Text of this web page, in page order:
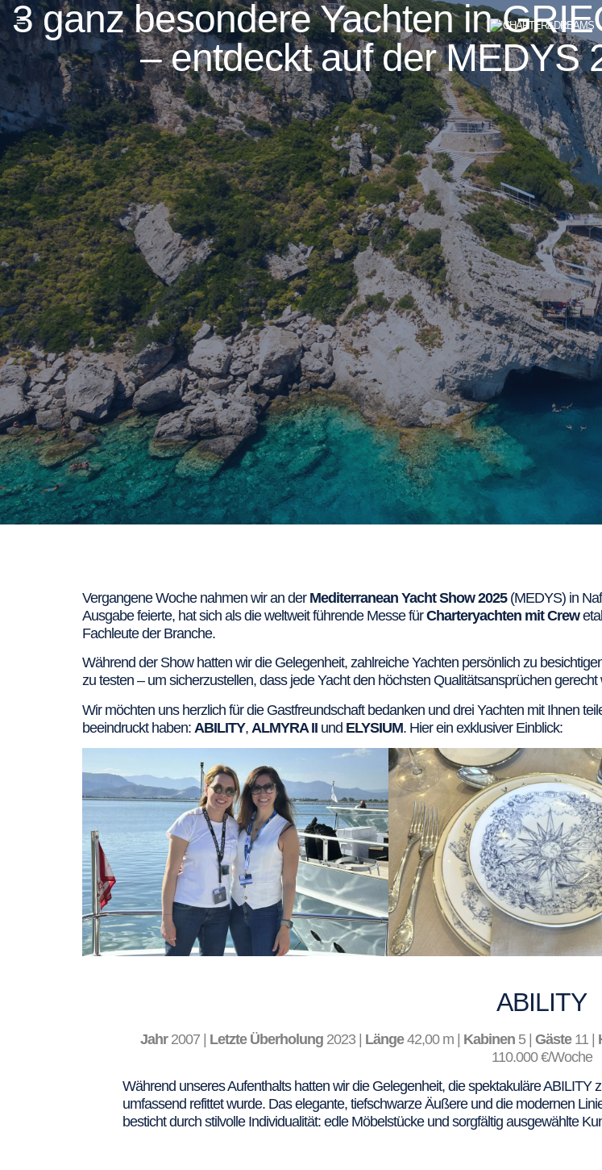
3 ganz besondere Yachten in
– entdeckt auf der MEDYS
Vergangene Woche nahmen wir an der Mediterranean Yacht Show 2025(MEDYS) in
Ausgabe feierte, hat sich als die weltweit führende Messe fürCharteryachten mit Crew
Fachleute der Branche.
Während der Show hatten wir die Gelegenheit, zahlreiche Yachten persönlich zu
zu testen – um sicherzustellen, dass jede Yacht den höchsten Qualitätsansprüchen
Wir möchten uns herzlich für die Gastfreundschaft bedanken und drei Yachten mit Ihnen
beeindruckt haben: ABILITY, ALMYRA II und ELYSIUM. Hier ein exklusiver Einblick:
ABILITY
Jahr2007 | Letzte Überholung 2023 | Länge42,00 m | Kabinen 5 | Gäste11 |
110.000 €/Woche
Während unseres Aufenthalts hatten wir die Gelegenheit, die spektakuläre ABILITY
umfassend refittet wurde. Das elegante, tiefschwarze Äußere und die modernen
besticht durch stilvolle Individualität: edle Möbelstücke und sorgfältig ausgewählte